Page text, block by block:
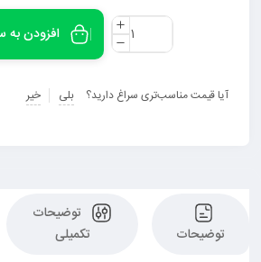
افزودن به
آیا قیمت مناسب‌تری سراغ دارید؟ بلی خیر
توضیحات
توضیحات
تکمیلی